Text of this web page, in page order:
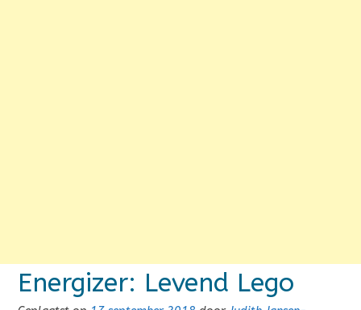
Energizer: Levend Lego